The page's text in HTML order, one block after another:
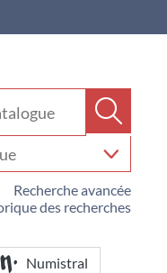
Recherche avancée
des recherches
Numistral